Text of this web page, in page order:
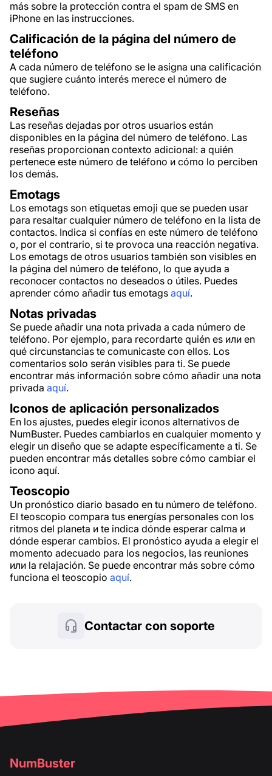
más sobre la protección contra el spam de SMS en
iPhone en las instrucciones.
Calificación de la página del número de
teléfono
A cada número de teléfono se le asigna una calificación
que sugiere cuánto interés merece el número de
teléfono.
Reseñas
Las reseñas dejadas por otros usuarios están
disponibles en la página del número de teléfono. Las
reseñas proporcionan contexto adicional: a quién
pertenece este número de teléfono и cómo lo perciben
los demás.
Emotags
Los emotags son etiquetas emoji que se pueden usar
para resaltar cualquier número de teléfono en la lista de
contactos. Indica si confías en este número de teléfono
o, por el contrario, si te provoca una reacción negativa.
Los emotags de otros usuarios también son visibles en
la página del número de teléfono, lo que ayuda a
reconocer contactos no deseados o útiles. Puedes
aprender cómo añadir tus emotags aquí.
Notas privadas
Se puede añadir una nota privada a cada número de
teléfono. Por ejemplo, para recordarte quién es или en
qué circunstancias te comunicaste con ellos. Los
comentarios solo serán visibles para ti. Se puede
encontrar más información sobre cómo añadir una nota
privada aquí.
Iconos de aplicación personalizados
En los ajustes, puedes elegir iconos alternativos de
NumBuster. Puedes cambiarlos en cualquier momento y
elegir un diseño que se adapte específicamente a ti. Se
pueden encontrar más detalles sobre cómo cambiar el
icono aquí.
Teoscopio
Un pronóstico diario basado en tu número de teléfono.
El teoscopio compara tus energías personales con los
ritmos del planeta и te indica dónde esperar calma и
dónde esperar cambios. El pronóstico ayuda a elegir el
momento adecuado para los negocios, las reuniones
или la relajación. Se puede encontrar más sobre cómo
funciona el teoscopio aquí.
Contactar con soporte
NumBuster